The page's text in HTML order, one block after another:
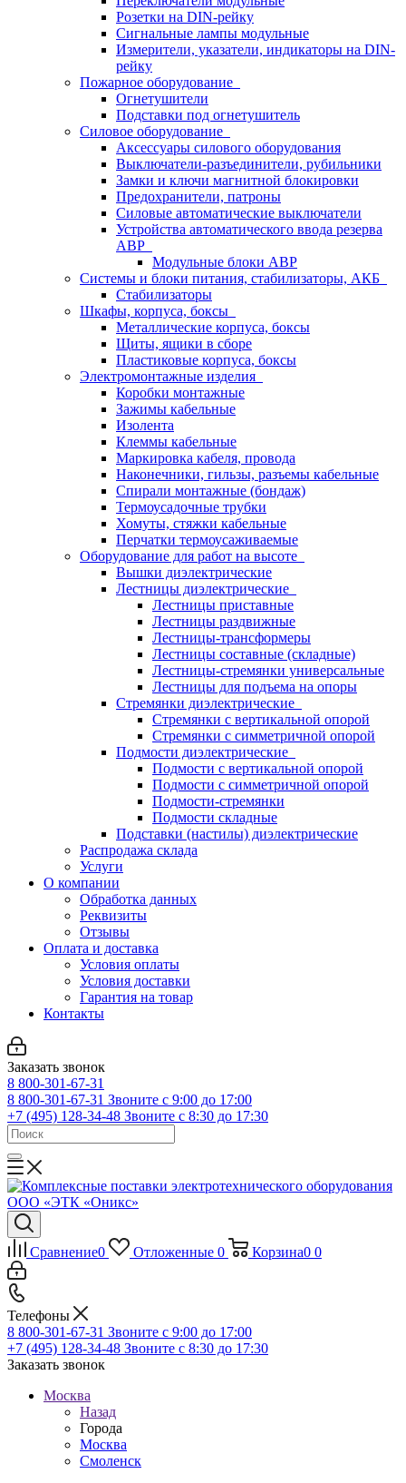
Розетки на DIN-рейку
Сигнальные лампы модульные
Измерители, указатели, индикаторы на DIN-
рейку
Пожарное оборудование
Огнетушители
Подставки под огнетушитель
Силовое оборудование
Аксессуары силового оборудования
Выключатели-разъединители, рубильники
Замки и ключи магнитной блокировки
Предохранители, патроны
Силовые автоматические выключатели
Устройства автоматического ввода резерва
АВР
Модульные блоки АВР
Системы и блоки питания, стабилизаторы, АКБ
Стабилизаторы
Шкафы, корпуса, боксы
Металлические корпуса, боксы
Щиты, ящики в сборе
Пластиковые корпуса, боксы
Электромонтажные изделия
Коробки монтажные
Зажимы кабельные
Изолента
Клеммы кабельные
Маркировка кабеля, провода
Наконечники, гильзы, разъемы кабельные
Спирали монтажные (бондаж)
Термоусадочные трубки
Хомуты, стяжки кабельные
Перчатки термоусаживаемые
Оборудование для работ на высоте
Вышки диэлектрические
Лестницы диэлектрические
Лестницы приставные
Лестницы раздвижные
Лестницы-трансформеры
Лестницы составные (складные)
Лестницы-стремянки универсальные
Лестницы для подъема на опоры
Стремянки диэлектрические
Стремянки с вертикальной опорой
Стремянки с симметричной опорой
Подмости диэлектрические
Подмости с вертикальной опорой
Подмости с симметричной опорой
Подмости-стремянки
Подмости складные
Подставки (настилы) диэлектрические
Распродажа склада
Услуги
О компании
Обработка данных
Реквизиты
Отзывы
Оплата и доставка
Условия оплаты
Условия доставки
Гарантия на товар
Контакты
Заказать звонок
8 800-301-67-31
8 800-301-67-31 Звоните с 9:00 до 17:00
+7 (495) 128-34-48 Звоните с 8:30 до 17:30
Сравнение0 Отложенные 0 Корзина0 0
Телефоны
8 800-301-67-31 Звоните с 9:00 до 17:00
+7 (495) 128-34-48 Звоните с 8:30 до 17:30
Заказать звонок
Москва
Назад
Города
Москва
Смоленск